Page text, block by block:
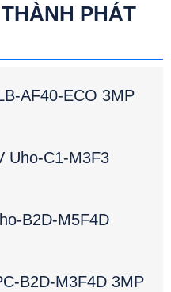
PHÁT
AF40-ECO 3MP
Uho-C1-M3F3
B2D-M5F4D
B2D-M3F4D 3MP